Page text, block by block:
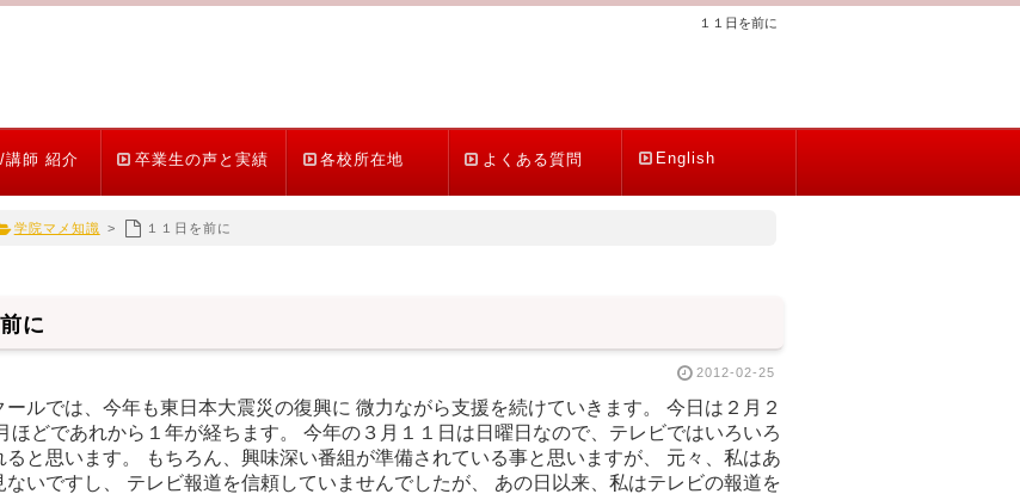
１１日を前に
講師 紹介 卒業生の声と実績 各校所在地 よくある質問 English
学院マメ知識 > １１日を前に
に
2012-02-25
ールでは、今年も東日本大震災の復興に 微力ながら支援を続けていきます。 今日は２月２
ほどであれから１年が経ちます。 今年の３月１１日は日曜日なので、テレビではいろいろ
ると思います。 もちろん、興味深い番組が準備されている事と思いますが、 元々、私はあ
ないですし、 テレビ報道を信頼していませんでしたが、 あの日以来、私はテレビの報道を